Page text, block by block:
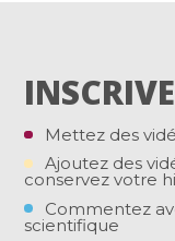
Mettez des
Ajoutez des
conservez votre
Commentez
scientifique